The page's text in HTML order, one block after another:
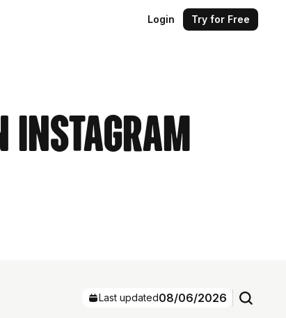
Login Try for Free
Instagram
Last updated08/06/2026